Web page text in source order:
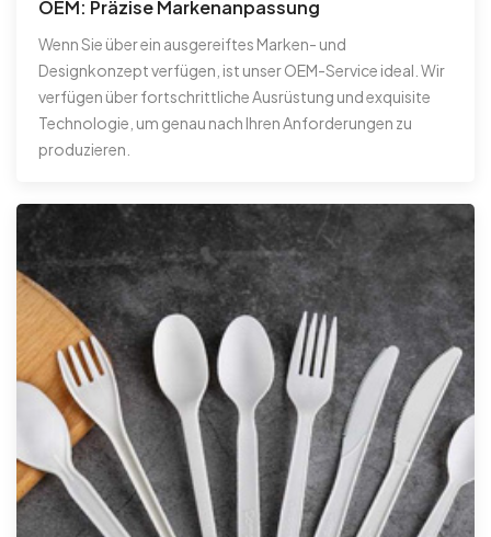
OEM: Präzise Markenanpassung
Wenn Sie über ein ausgereiftes Marken- und
Designkonzept verfügen, ist unser OEM-Service ideal. Wir
verfügen über fortschrittliche Ausrüstung und exquisite
Technologie, um genau nach Ihren Anforderungen zu
produzieren.